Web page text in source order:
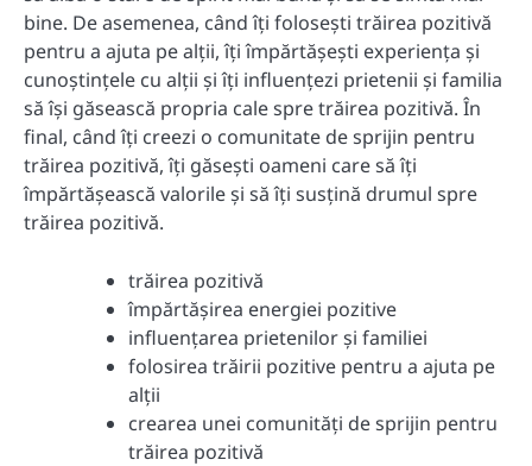
bine. De asemenea, când îți folosești trăirea pozitivă
pentru a ajuta pe alții, îți împărtășești experiența și
cunoștințele cu alții și îți influențezi prietenii și familia
să își găsească propria cale spre trăirea pozitivă. În
final, când îți creezi o comunitate de sprijin pentru
trăirea pozitivă, îți găsești oameni care să îți
împărtășească valorile și să îți susțină drumul spre
trăirea pozitivă.
trăirea pozitivă
împărtășirea energiei pozitive
influențarea prietenilor și familiei
folosirea trăirii pozitive pentru a ajuta pe
alții
crearea unei comunități de sprijin pentru
trăirea pozitivă